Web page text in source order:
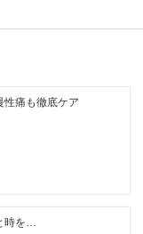
性痛も徹底ケア
時を…